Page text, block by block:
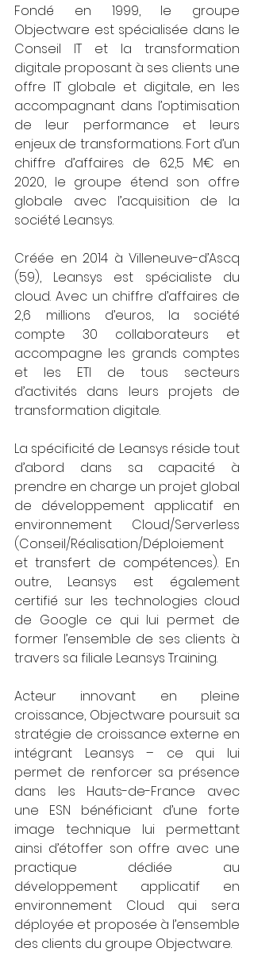
Fondé en 1999, le groupe
Objectware est spécialisée dans le
Conseil IT et la transformation
digitale proposant à ses clients une
offre IT globale et digitale, en les
accompagnant dans l’optimisation
de leur performance et leurs
enjeux de transformations. Fort d’un
chiffre d’affaires de 62,5 M€ en
2020, le groupe étend son offre
globale avec l’acquisition de la
société Leansys.
Créée en 2014 à Villeneuve-d’Ascq
(59), Leansys est spécialiste du
cloud. Avec un chiffre d’affaires de
2,6 millions d’euros, la société
compte 30 collaborateurs et
accompagne les grands comptes
et les ETI de tous secteurs
d’activités dans leurs projets de
transformation digitale.
La spécificité de Leansys réside tout
d’abord dans sa capacité à
prendre en charge un projet global
de développement applicatif en
environnement Cloud/Serverless
(Conseil/Réalisation/Déploiement
et transfert de compétences). En
outre, Leansys est également
certifié sur les technologies cloud
de Google ce qui lui permet de
former l’ensemble de ses clients à
travers sa filiale Leansys Training.
Acteur innovant en pleine
croissance, Objectware poursuit sa
stratégie de croissance externe en
intégrant Leansys – ce qui lui
permet de renforcer sa présence
dans les Hauts-de-France avec
une ESN bénéficiant d’une forte
image technique lui permettant
ainsi d’étoffer son offre avec une
practique dédiée au
développement applicatif en
environnement Cloud qui sera
déployée et proposée à l’ensemble
des clients du groupe Objectware.